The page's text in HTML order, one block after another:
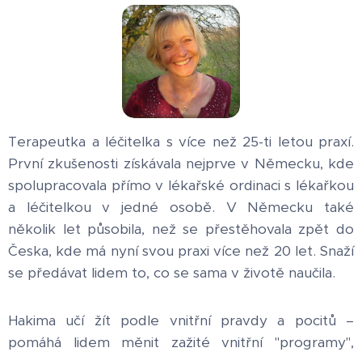
Terapeutka a léčitelka s více než 25-ti letou praxí.
První zkušenosti získávala nejprve v Německu, kde
spolupracovala přímo v lékařské ordinaci s lékařkou
a léčitelkou v jedné osobě. V Německu také
několik let působila, než se přestěhovala zpět do
Česka, kde má nyní svou praxi více než 20 let. Snaží
se předávat lidem to, co se sama v životě naučila.
Hakima učí žít podle vnitřní pravdy a pocitů –
pomáhá lidem měnit zažité vnitřní "programy",